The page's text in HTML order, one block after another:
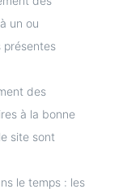
un ou
présentes
des
à la bonne
site sont
le temps : les